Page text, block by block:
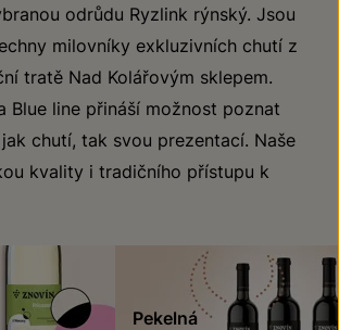
odrůdu Ryzlink rýnský. Jsou
milovníky exkluzivních chutí z
tratě Nad Kolářovým sklepem.
Blue line přináší možnost poznat
chutí, tak svou prezentací. Naše
kvality i tradičního přístupu k
Pekelná